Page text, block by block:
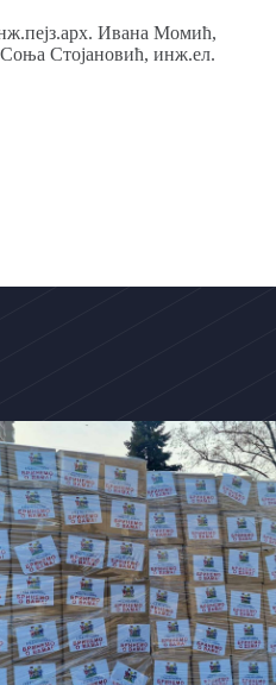
Ивана Момић,
Стојановић, инж.ел.